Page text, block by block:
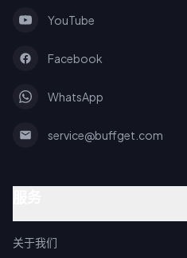
YouTube
Facebook
WhatsApp
service@buffget.com
关于我们